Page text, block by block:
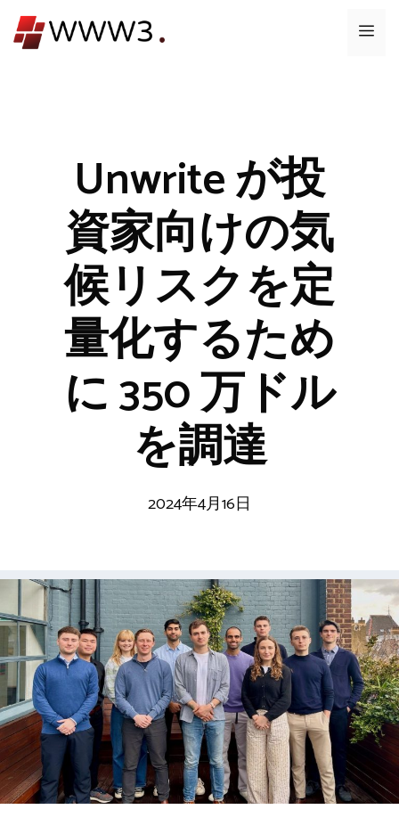
ン
メ
Unwrite が投
資家向けの気
候リスクを定
量化するため
に 350 万ドル
を調達
2024年4月16日